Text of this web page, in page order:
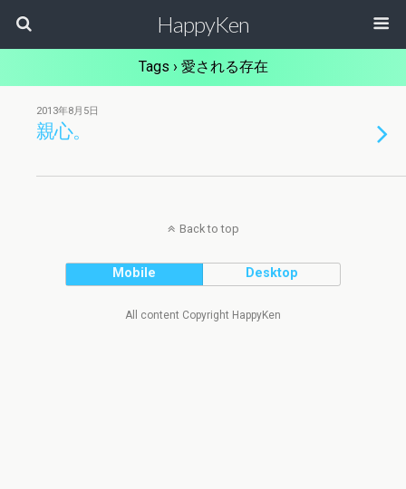
HappyKen
Tags › 愛される存在
2013年8月5日
親心。
Back to top
Mobile Desktop
All content Copyright HappyKen